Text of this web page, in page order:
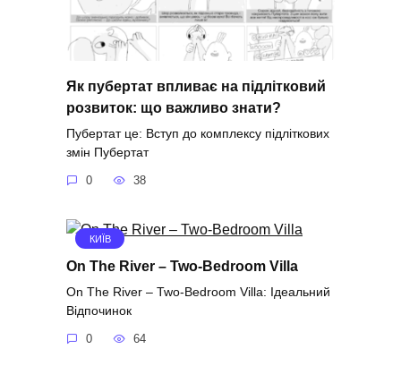
Як пубертат впливає на підлітковий
розвиток: що важливо знати?
Пубертат це: Вступ до комплексу підліткових
змін Пубертат
0 38
КИЇВ
On The River – Two-Bedroom Villa
On The River – Two-Bedroom Villa: Ідеальний
Відпочинок
0 64